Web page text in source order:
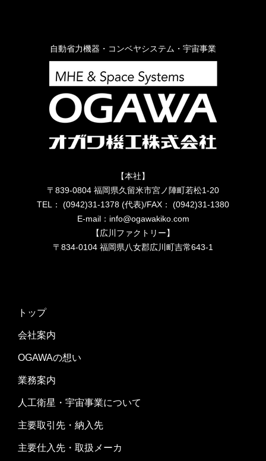
自動省力機器・コンベヤシステム・宇宙事業
【本社】
〒839-0804 福岡県久留米市宮ノ陣町若松1-20
TEL： (0942)31-1378 (代表)/FAX： (0942)31-1380
E-mail：info@ogawakiko.com
【広川ファクトリー】
〒834-0104 福岡県八女郡広川町吉常643-1
トップ
会社案内
OGAWAの想い
業務案内
人工衛星・宇宙事業について
主要取引先・納入先
主要仕入先・取扱メーカ